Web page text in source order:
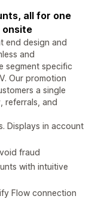
all for one
onsite
end design and
and
segment specific
Our promotion
a single
and
Displays in account
fraud
with intuitive
Flow connection